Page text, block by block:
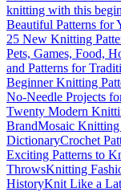
knitting with this
Beautiful Patterns for
25 New Knitting
Pets, Games, Food,
and Patterns for
Beginner Knitting
No-Needle Projects
Twenty Modern
BrandMosaic
DictionaryCrochet
Exciting Patterns to
ThrowsKnitting
HistoryKnit Like a